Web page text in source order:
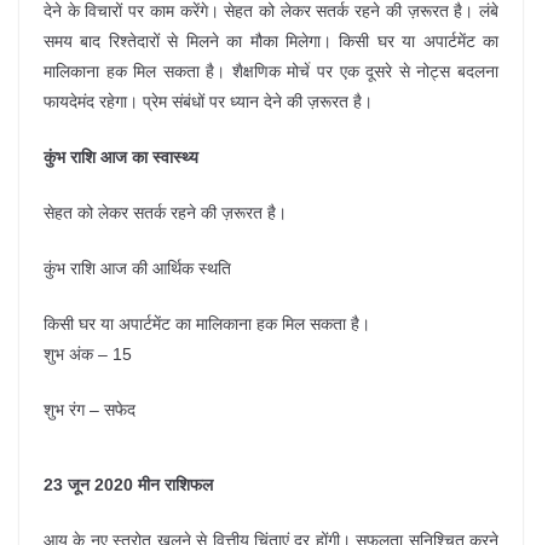
देने के विचारों पर काम करेंगे। सेहत को लेकर सतर्क रहने की ज़रूरत है। लंबे
समय बाद रिश्तेदारों से मिलने का मौका मिलेगा। किसी घर या अपार्टमेंट का
मालिकाना हक मिल सकता है। शैक्षणिक मोर्चे पर एक दूसरे से नोट्स बदलना
फायदेमंद रहेगा। प्रेम संबंधों पर ध्यान देने की ज़रूरत है।
कुंभ राशि आज का स्वास्थ्य
सेहत को लेकर सतर्क रहने की ज़रूरत है।
कुंभ राशि आज की आर्थिक स्थति
किसी घर या अपार्टमेंट का मालिकाना हक मिल सकता है।
शुभ अंक – 15
शुभ रंग – सफेद
23 जून 2020 मीन राशिफल
आय के नए स्त्रोत खुलने से वित्तीय चिंताएं दूर होंगी। सफलता सुनिश्चित करने